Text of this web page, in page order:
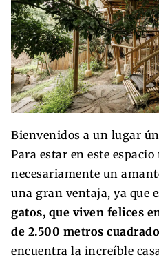
Bienvenidos a un lugar
Para estar en este
necesariamente un
una gran ventaja, ya que
gatos, que viven felices
de 2.500 metros
encuentra la increíble